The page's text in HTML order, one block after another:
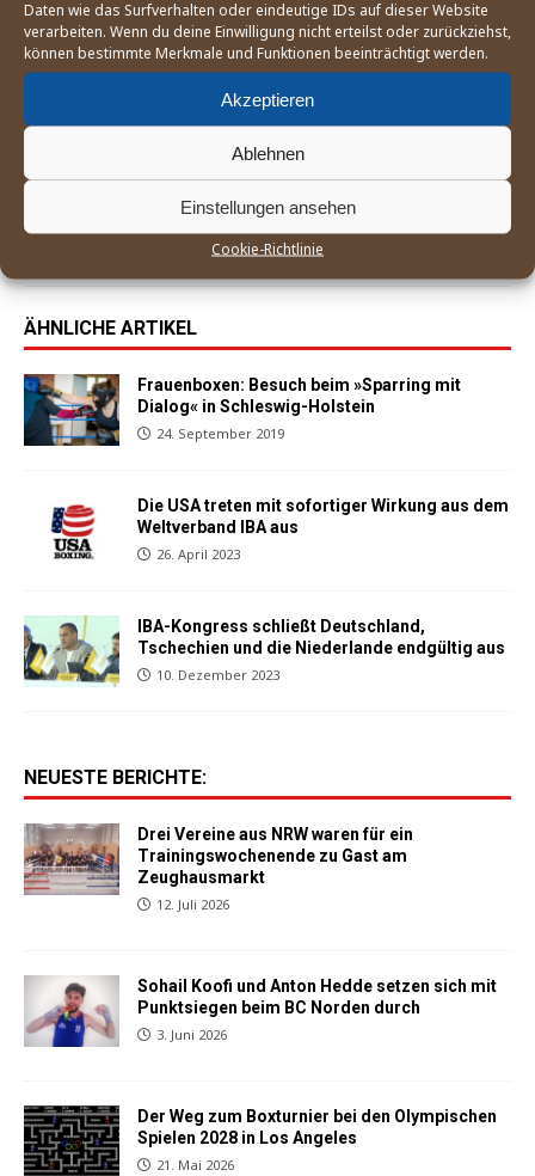
Daten wie das Surfverhalten oder eindeutige IDs auf dieser Website
verarbeiten. Wenn du deine Einwilligung nicht erteilst oder zurückziehst,
können bestimmte Merkmale und Funktionen beeinträchtigt werden.
Akzeptieren
Ablehnen
Einstellungen ansehen
Cookie-Richtlinie
VORHERIGER
Deutsche Boxerinnen und Boxer für die
Mit aller Vorsicht: Ein boxsportlicher Ausblick auf
das neue Jahr 2020
ÄHNLICHE ARTIKEL
Frauenboxen: Besuch beim »Sparring mit
Dialog« in Schleswig-Holstein
24. September 2019
Die USA treten mit sofortiger Wirkung aus dem
Weltverband IBA aus
26. April 2023
IBA-Kongress schließt Deutschland,
Tschechien und die Niederlande endgültig aus
10. Dezember 2023
NEUESTE BERICHTE:
Drei Vereine aus NRW waren für ein
Trainingswochenende zu Gast am
Zeughausmarkt
12. Juli 2026
Sohail Koofi und Anton Hedde setzen sich mit
Punktsiegen beim BC Norden durch
3. Juni 2026
Der Weg zum Boxturnier bei den Olympischen
Spielen 2028 in Los Angeles
21. Mai 2026